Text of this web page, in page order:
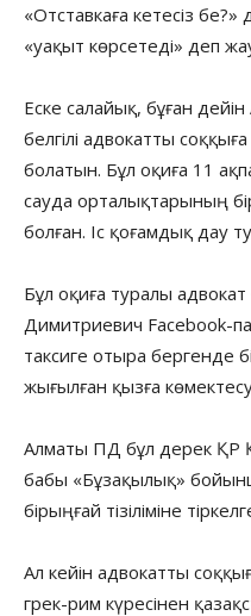
«Отставкаға кетесіз бе?»
«уақыт көрсетеді» деп
Еске салайық, бұған
белгілі адвокатты
болатын. Бұл оқиға 11
сауда орталықтарының
болған. Іс қоғамдық дау
Бұл оқиға туралы
Димитриевич Facebook-
таксиге отыра бергенде
жығылған қызға
Алматы ПД бұл дерек ҚР
бабы «Бұзақылық»
бірыңғай тізіліміне
Ал кейін адвокатты
грек-рим күресінен